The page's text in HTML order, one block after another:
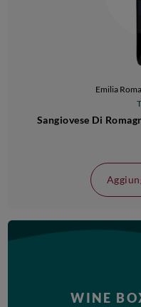
Emilia
Sangiovese Di
WINE